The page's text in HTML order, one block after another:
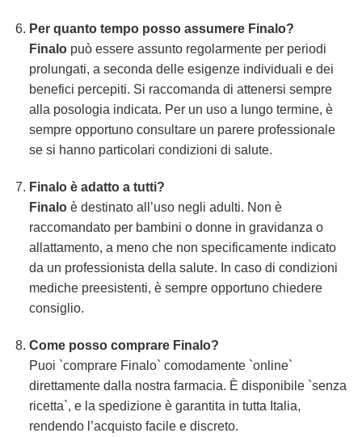
Per quanto tempo posso assumere Finalo?
Finalopuò essere assunto regolarmente per periodi
prolungati, a seconda delle esigenze individuali e dei
benefici percepiti. Si raccomanda di attenersi sempre
alla posologia indicata. Per un uso a lungo termine, è
sempre opportuno consultare un parere professionale
se si hanno particolari condizioni di salute.
Finaloè adatto a tutti?
Finaloè destinato all’uso negli adulti. Non è
raccomandato per bambini o donne in gravidanza o
allattamento, a meno che non specificamente indicato
da un professionista della salute. In caso di condizioni
mediche preesistenti, è sempre opportuno chiedere
consiglio.
Come posso comprare Finalo?
Puoi `comprare Finalo` comodamente `online`
direttamente dalla nostra farmacia. È disponibile `senza
ricetta`, e la spedizione è garantita in tutta Italia,
rendendo l’acquisto facile e discreto.